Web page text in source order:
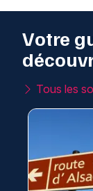
Votre
Tous les